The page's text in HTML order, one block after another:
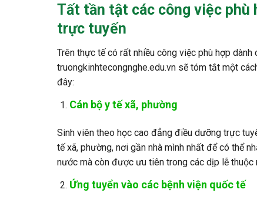
Tất tần tật các công việc phù
trực tuyến
Trên thực tế có rất nhiều công việc phù hợp
truongkinhtecongnghe.edu.vn sẽ tóm tắt một
đây:
Cán bộ y tế xã, phường
Sinh viên theo học cao đẳng điều dưỡng trực
tế xã, phường, nơi gần nhà mình nhất để có thể
nước mà còn được ưu tiên trong các dịp lễ thuộc
Ứng tuyển vào các bệnh viện quốc tế